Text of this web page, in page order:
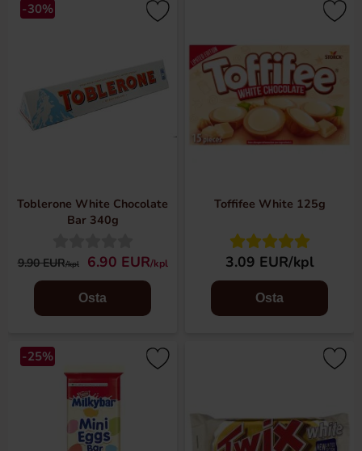
-30%
Toblerone White Chocolate
Bar 340g
9.90 EUR/kpl 6.90 EUR/kpl
Osta
Toffifee White 125g
3.09 EUR/kpl
Osta
-25%